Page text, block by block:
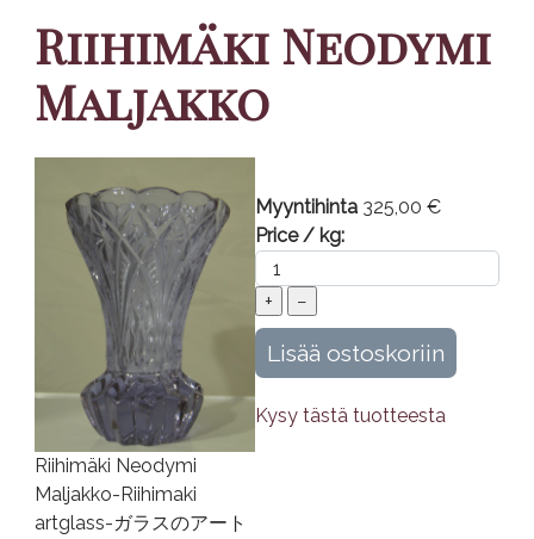
Riihimäki Neodymi
Maljakko
Riihimäki Neodymi
Maljakko-Riihimaki
artglass-ガラスのアート
Myyntihinta 325,00 €
Price / kg:
Kysy tästä tuotteesta